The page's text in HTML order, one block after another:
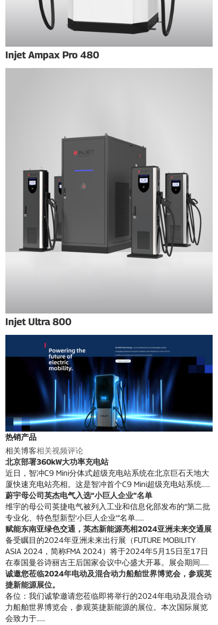
Injet Ampax Pro 480
Injet Ultra 800
热销产品
相关博客相关视频评论
北京部署360kW大功率充电站
近日，智冲C9 Mini分体式超级充电站系统在北京巨石天地大
厦快速充电站亮相。这是智冲首个C9 Mini超级充电站系统……
蔚宇母公司英杰电气入选“小巨人企业”名单
维宇的母公司英捷电气被列入工业和信息化部发布的“第二批
专业化、特色型新型‘小巨人企业’”名单……
赋能东南亚绿色交通，英杰新能源亮相2024亚洲未来交通展
备受瞩目的2024年亚洲未来出行展（FUTURE MOBILITY
ASIA 2024，简称FMA 2024）将于2024年5月15日至17日
在泰国曼谷诗丽吉王后国家会议中心盛大开幕。展会期间……
诚邀您莅临2024年电动及混合动力船舶世界博览会，参观英
捷新能源展位。
各位：我们诚挚邀请您莅临即将举行的2024年电动及混合动
力船舶世界博览会，参观英捷新能源的展位。本次国际展览
会致力于……